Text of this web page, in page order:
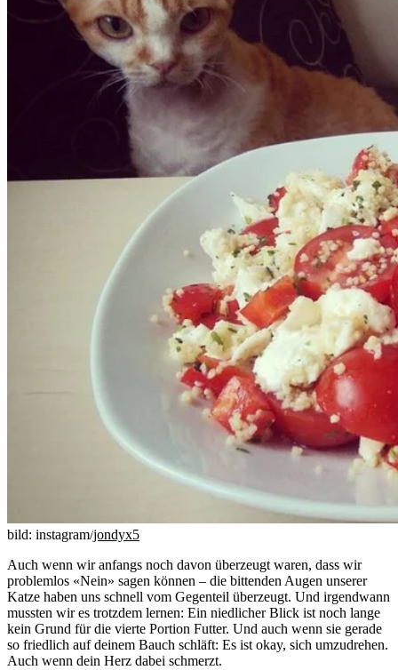
bild: instagram/jondyx5
Auch wenn wir anfangs noch davon überzeugt waren, dass wir
problemlos «Nein» sagen können – die bittenden Augen unserer
Katze haben uns schnell vom Gegenteil überzeugt. Und irgendwann
mussten wir es trotzdem lernen: Ein niedlicher Blick ist noch lange
kein Grund für die vierte Portion Futter. Und auch wenn sie gerade
so friedlich auf deinem Bauch schläft: Es ist okay, sich umzudrehen.
Auch wenn dein Herz dabei schmerzt.